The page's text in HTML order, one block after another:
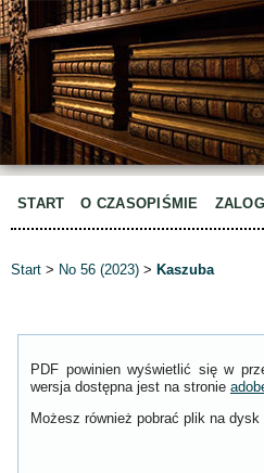
START O CZASOPIŚMIE
Start > No 56 (2023) > Kaszuba
PDF powinien wyświetlić się w
wersja dostępna jest na stronie
Możesz również pobrać plik na